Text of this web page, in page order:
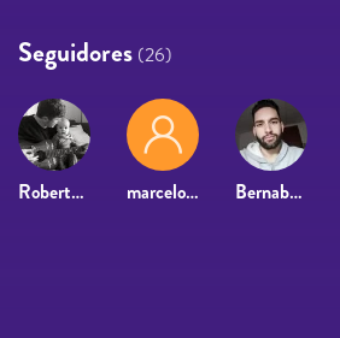
Seguidores (26)
Roberto Parada marcelo gómez Bernabé Jiménez Valera